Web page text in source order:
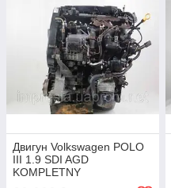
Двигун Volkswagen POLO
III 1.9 SDI AGD
KOMPLETNY